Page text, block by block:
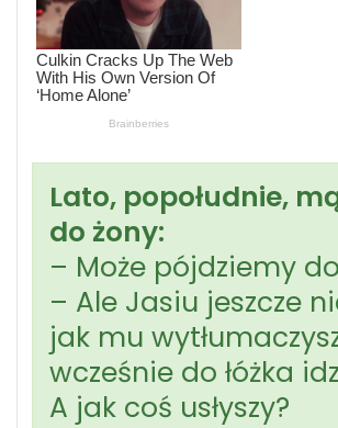
Lato, popołudnie,
do żony:
– Może pójdziemy do
– Ale Jasiu jeszcze
jak mu
wcześnie do łóżka
A jak coś usłyszy?